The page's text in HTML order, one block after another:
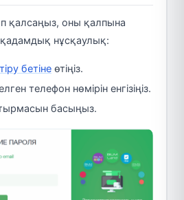
қалсаңыз, оны қалпына
қадамдық нұсқаулық:
бетіне өтіңіз.
телефон нөмірін енгізіңіз.
басыңыз.